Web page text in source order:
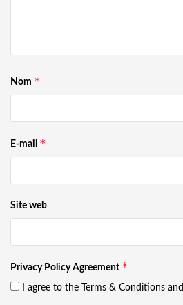
Nom *
E-mail *
Site web
Privacy Policy Agreement *
I agree to the Terms & Conditions and